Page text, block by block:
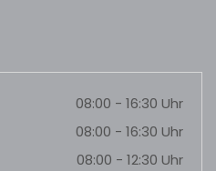
08:00 - 16:30 Uhr
08:00 - 16:30 Uhr
08:00 - 12:30 Uhr